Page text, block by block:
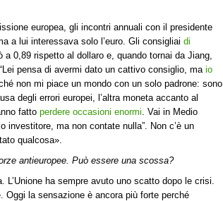
europea, gli incontri annuali con il presidente
a lui interessava solo l’euro. Gli consigliai di
a 0,89 rispetto al dollaro e, quando tornai da Jiang,
pensa di avermi dato un cattivo consiglio, ma io
non mi piace un mondo con un solo padrone: sono
degli errori europei, l’altra moneta accanto al
fatto perdere occasioni enormi . Vai in Medio
investitore, ma non contate nulla”. Non c’è un
qualcosa».
antieuropee. Può essere una scossa?
L’Unione ha sempre avuto uno scatto dopo le crisi.
Oggi la sensazione è ancora più forte perché